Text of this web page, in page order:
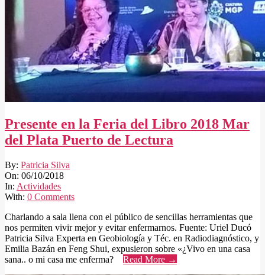
Presente en la Feria del Libro 2018 Mar
del Plata Puerto de Lectura
2018-
10-
06
By: Patricia Silva
On: 06/10/2018
In: Actividades
With: 0 Comments
Charlando a sala llena con el público de sencillas herramientas que
nos permiten vivir mejor y evitar enfermarnos. Fuente: Uriel Ducó
Patricia Silva Experta en Geobiología y Téc. en Radiodiagnóstico, y
Emilia Bazán en Feng Shui, expusieron sobre «¿Vivo en una casa
sana.. o mi casa me enferma? Read More →